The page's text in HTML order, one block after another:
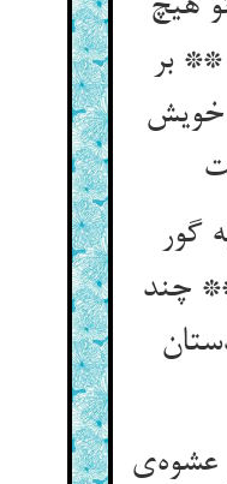
بر
خویش
گور
چند
عشوه‌ی